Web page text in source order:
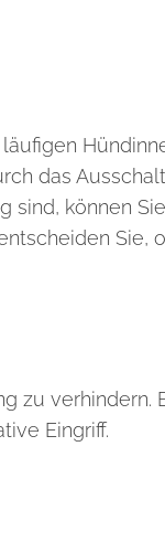
das
sind, können
Sie,
zu verhindern.
Eingriff.